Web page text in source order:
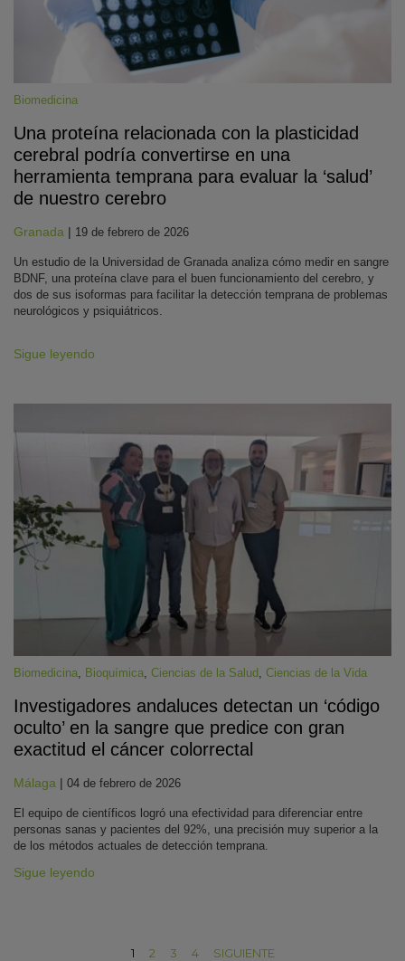
Biomedicina
Una proteína relacionada con la plasticidad
cerebral podría convertirse en una
herramienta temprana para evaluar la ‘salud’
de nuestro cerebro
Granada | 19 de febrero de 2026
Un estudio de la Universidad de Granada analiza cómo medir en sangre
BDNF, una proteína clave para el buen funcionamiento del cerebro, y
dos de sus isoformas para facilitar la detección temprana de problemas
neurológicos y psiquiátricos.
Sigue leyendo
Biomedicina, Bioquímica, Ciencias de la Salud, Ciencias de la Vida
Investigadores andaluces detectan un ‘código
oculto’ en la sangre que predice con gran
exactitud el cáncer colorrectal
Málaga | 04 de febrero de 2026
El equipo de científicos logró una efectividad para diferenciar entre
personas sanas y pacientes del 92%, una precisión muy superior a la
de los métodos actuales de detección temprana.
Sigue leyendo
1 2 3 4 SIGUIENTE